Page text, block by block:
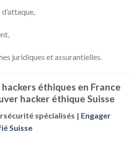
juridiques et assurantielles.
éthiques en France
hacker éthique Suisse
spécialisés | Engager
Suisse